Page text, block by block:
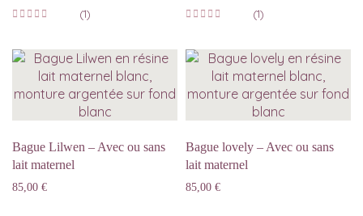
(1) (1)
Bague Lilwen – Avec ou sans
lait maternel
85,00 €
Bague lovely – Avec ou sans
lait maternel
85,00 €